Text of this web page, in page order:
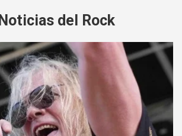
Noticias del Rock